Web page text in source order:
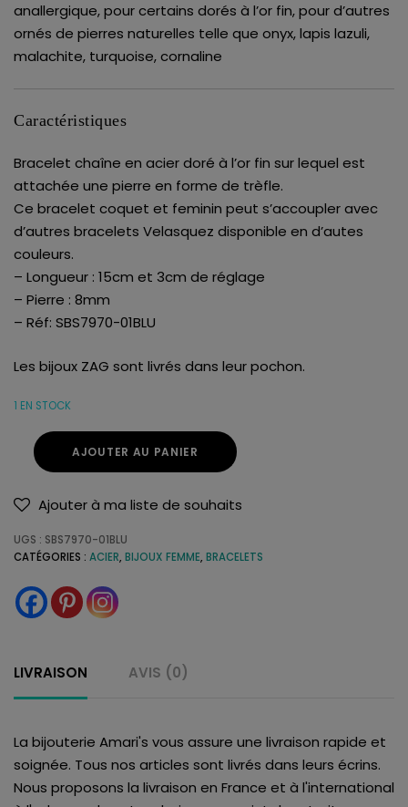
anallergique, pour certains dorés à l’or fin, pour d’autres
ornés de pierres naturelles telle que onyx, lapis lazuli,
malachite, turquoise, cornaline
Caractéristiques
Bracelet chaîne en acier doré à l’or fin sur lequel est
attachée une pierre en forme de trèfle.
Ce bracelet coquet et feminin peut s’accoupler avec
d’autres bracelets Velasquez disponible en d’autes
couleurs.
– Longueur : 15cm et 3cm de réglage
– Pierre : 8mm
– Réf: SBS7970-01BLU
Les bijoux ZAG sont livrés dans leur pochon.
1 EN STOCK
AJOUTER AU PANIER
Ajouter à ma liste de souhaits
UGS : SBS7970-01BLU
CATÉGORIES : ACIER, BIJOUX FEMME, BRACELETS
LIVRAISON AVIS (0)
La bijouterie Amari's vous assure une livraison rapide et
soignée. Tous nos articles sont livrés dans leurs écrins.
Nous proposons la livraison en France et à l'international